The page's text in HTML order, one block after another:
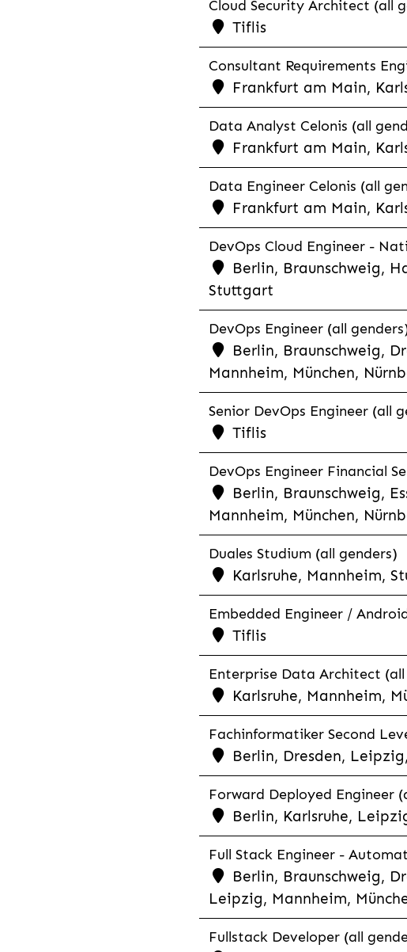
Cloud Security Architect (all
Tiflis
Consultant Requirements
Frankfurt am Main,
Data Analyst Celonis (all
Frankfurt am Main,
Data Engineer Celonis (all
Frankfurt am Main,
DevOps Cloud Engineer -
Berlin, Braunschweig,
Stuttgart
DevOps Engineer (all
Berlin, Braunschweig,
Mannheim, München,
Senior DevOps Engineer (all
Tiflis
DevOps Engineer Financial
Berlin, Braunschweig,
Mannheim, München,
Duales Studium (all genders)
Karlsruhe, Mannheim,
Embedded Engineer /
Tiflis
Enterprise Data Architect (all
Karlsruhe, Mannheim,
Fachinformatiker Second
Berlin, Dresden,
Forward Deployed Engineer
Berlin, Karlsruhe,
Full Stack Engineer -
Berlin, Braunschweig,
Leipzig, Mannheim,
Fullstack Developer (all